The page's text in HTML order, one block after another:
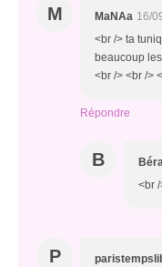
M MaNAa 16/
<br /> ta
beaucoup
<br /> <br />
Répondre
B
<br
P